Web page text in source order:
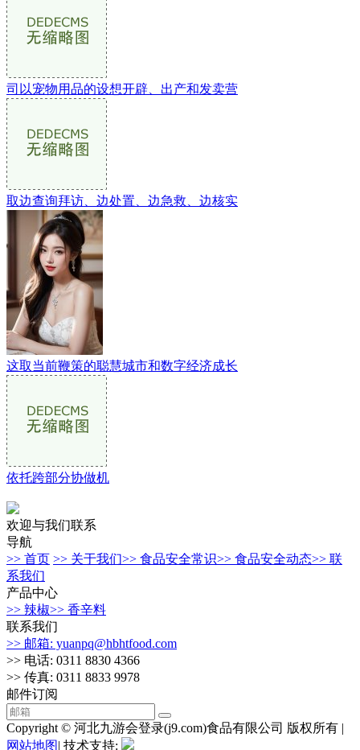
司以宠物用品的设想开辟、出产和发卖营
取边查询拜访、边处置、边急救、边核实
这取当前鞭策的聪慧城市和数字经济成长
依托跨部分协做机
欢迎与我们联系
导航
>> 首页 >> 关于我们>> 食品安全常识>> 食品安全动态>> 联
系我们
产品中心
>> 辣椒>> 香辛料
联系我们
>> 邮箱: yuanpq@hbhtfood.com
>> 电话: 0311 8830 4366
>> 传真: 0311 8833 9978
邮件订阅
Copyright © 河北九游会登录(j9.com)食品有限公司 版权所有 |
网站地图| 技术支持: